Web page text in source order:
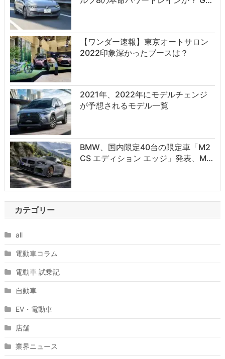
【ワンダー速報】東京オートサロン
2022印象深かったブースは？
2021年、2022年にモデルチェンジ
が予想されるモデル一覧
BMW、国内限定40台の限定車「M2
CS エディション エッジ」発表、M…
カテゴリー
all
電動車コラム
電動車 試乗記
自動車
EV・電動車
店舗
業界ニュース